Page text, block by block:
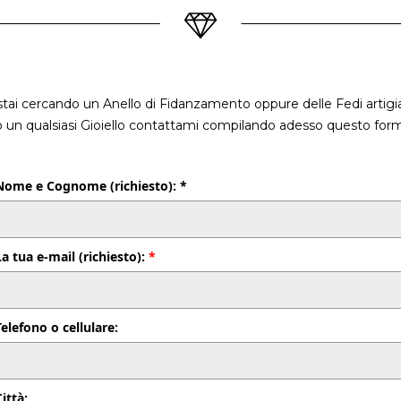
cercando un Anello di Fidanzamento oppure delle Fedi
un qualsiasi Gioiello contattami compilando adesso questo
e Cognome (richiesto): *
tua e-mail (richiesto): *
o cellulare: